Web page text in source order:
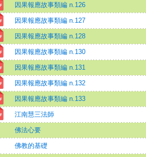
因果報應故事類編 n.126
因果報應故事類編 n.127
因果報應故事類編 n.128
因果報應故事類編 n.130
因果報應故事類編 n.131
因果報應故事類編 n.132
因果報應故事類編 n.133
江南慧三法師
佛法心要
佛教的基礎